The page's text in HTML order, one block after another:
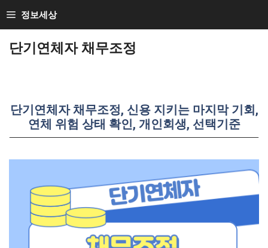
Skip
to
content
정보세상
단기연체자 채무조정
단기연체자 채무조정, 신용 지키는 마지막 기회,
연체 위험 상태 확인, 개인회생, 선택기준